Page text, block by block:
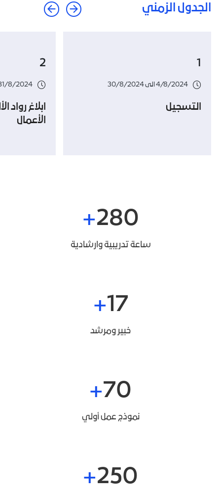
الجدول الزمني
1
4/8/2024 الى 30/8/2024
التسجيل
2
8/2024
ابلاغ رواد
الأعمال
280
ساعة تدريبية وارشادية
17
خبير ومرشد
70
نموذج عمل أولي
250